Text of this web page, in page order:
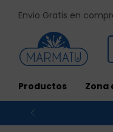
Productos Zona
Envio Gratis en